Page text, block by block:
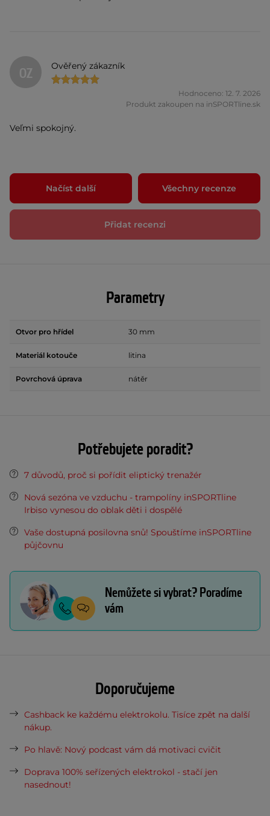
OZ Ověřený zákazník
Hodnoceno: 12. 7. 2026
Produkt zakoupen na inSPORTline.sk
Veľmi spokojný.
Načíst další Všechny recenze
Přidat recenzi
Parametry
Otvor pro hřídel 30 mm
Materiál kotouče litina
Povrchová úprava nátěr
Potřebujete poradit?
7 důvodů, proč si pořídit eliptický trenažér
Nová sezóna ve vzduchu - trampolíny inSPORTline
Irbiso vynesou do oblak děti i dospělé
Vaše dostupná posilovna snů! Spouštíme inSPORTline
půjčovnu
Nemůžete si vybrat? Poradíme
vám
Doporučujeme
Cashback ke každému elektrokolu. Tisíce zpět na další
nákup.
Po hlavě: Nový podcast vám dá motivaci cvičit
Doprava 100% seřízených elektrokol - stačí jen
nasednout!